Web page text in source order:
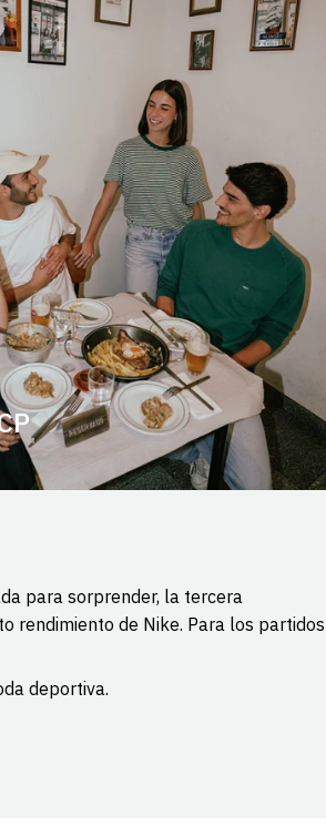
para sorprender, la tercera
rendimiento de Nike. Para los partidos
deportiva.